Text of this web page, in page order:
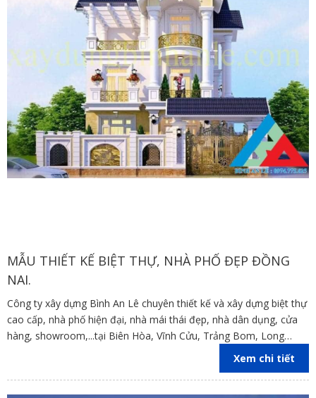
MẪU THIẾT KẾ BIỆT THỰ, NHÀ PHỐ ĐẸP ĐỒNG
NAI.
Công ty xây dựng Bình An Lê chuyên thiết kế và xây dựng biệt thự
cao cấp, nhà phố hiện đại, nhà mái thái đẹp, nhà dân dụng, cửa
hàng, showroom,...tại Biên Hòa, Vĩnh Cửu, Trảng Bom, Long
Thành,Nhơn Trạch , Định Quán, Cẩm Mỹ, Tân Phú, Xuân Lộc ,
Xem chi tiết